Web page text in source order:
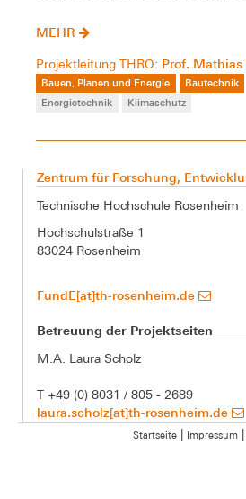
MEHR
Projektleitung THRO: Prof.
Bauen, Planen und Energie Bautechnik
Energietechnik
Klimaschutz
Zentrum für Forschung,
Technische Hochschule Rosenheim
Hochschulstraße 1
83024 Rosenheim
FundE[at]th-rosenheim.de
Betreuung der Projektseiten
M.A. Laura Scholz
T +49 (0) 8031 / 805 - 2689
laura.scholz[at]th-rosenheim.de
Startseite| Impressum|